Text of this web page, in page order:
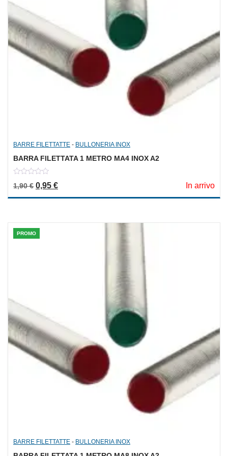
BARRE FILETTATTE - BULLONERIA INOX
BARRA FILETTATA 1 METRO MA4 INOX A2
out
5
1,90€ Il prezzo originale era: 1,90 €.
0,95 €Il prezzo attuale è: 0,95 €. In arrivo
PROMO
BARRE FILETTATTE - BULLONERIA INOX